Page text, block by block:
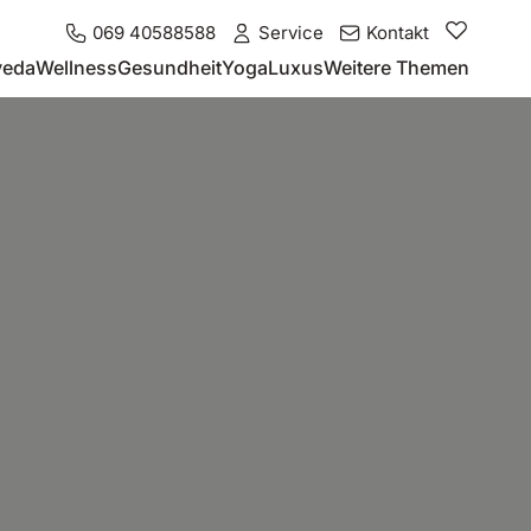
069 40588588 Service Kontakt
WellnessGesundheitYogaLuxusWeitere Themen